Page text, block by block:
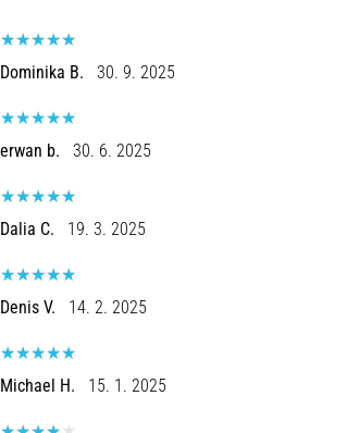
Dominika B. 30. 9. 2025
erwan b. 30. 6. 2025
Dalia C. 19. 3. 2025
Denis V. 14. 2. 2025
Michael H. 15. 1. 2025